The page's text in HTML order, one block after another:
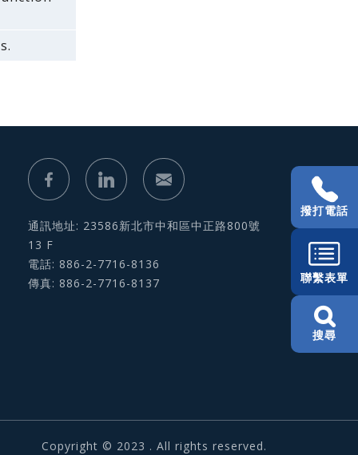
通訊地址: 23586新北市中和區中正路800號
13 F
電話: 886-2-7716-8136
傳真: 886-2-7716-8137
Copyright © 2023 . All rights reserved.
撥打電話
聯繫表單
搜尋